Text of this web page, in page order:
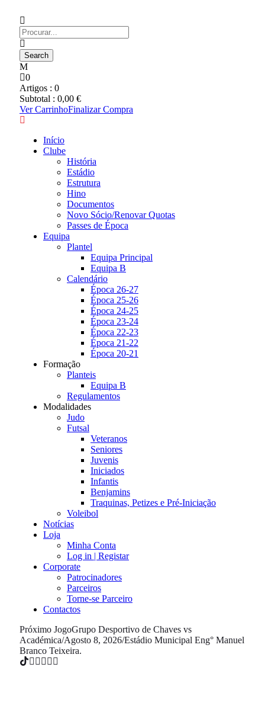
0
Artigos : 0
Subtotal : 0,00 €
Ver CarrinhoFinalizar Compra
Início
Clube
História
Estádio
Estrutura
Hino
Documentos
Novo Sócio/Renovar Quotas
Passes de Época
Equipa
Plantel
Equipa Principal
Equipa B
Calendário
Época 26-27
Época 25-26
Época 24-25
Época 23-24
Época 22-23
Época 21-22
Época 20-21
Formação
Planteis
Equipa B
Regulamentos
Modalidades
Judo
Futsal
Veteranos
Seniores
Juvenis
Iniciados
Infantis
Benjamins
Traquinas, Petizes e Pré-Iniciação
Voleibol
Notícias
Loja
Minha Conta
Log in | Registar
Corporate
Patrocinadores
Parceiros
Torne-se Parceiro
Contactos
Próximo JogoGrupo Desportivo de Chaves vs
Académica/Agosto 8, 2026/Estádio Municipal Eng° Manuel
Branco Teixeira.